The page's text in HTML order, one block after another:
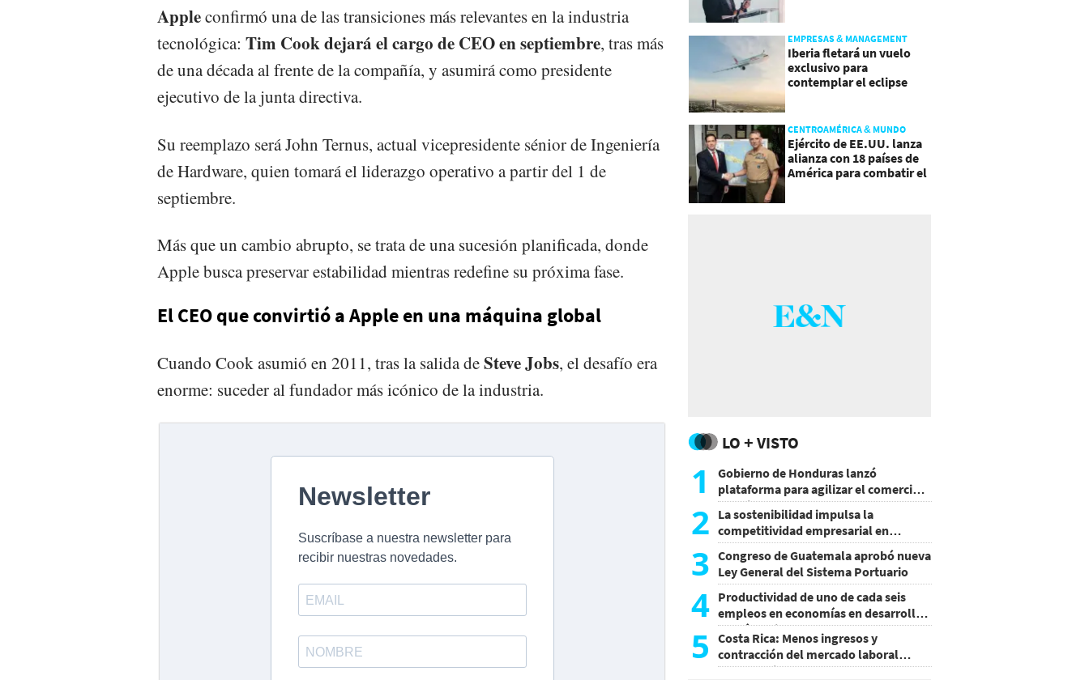
Appleconfirmó una de las transiciones más relevantes en la industria
tecnológica: Tim Cook dejará el cargo de CEO en septiembre, tras más
de una década al frente de la compañía, y asumirá como presidente
ejecutivo de la junta directiva.
Su reemplazo será John Ternus, actual vicepresidente sénior de Ingeniería
de Hardware, quien tomará el liderazgo operativo a partir del 1 de
septiembre.
Más que un cambio abrupto, se trata de una sucesión planificada, donde
Apple busca preservar estabilidad mientras redefine su próxima fase.
El CEO que convirtió a Apple en una máquina global
Cuando Cook asumió en 2011, tras la salida deSteve Jobs, el desafío era
enorme: suceder al fundador más icónico de la industria.
EMPRESAS & MANAGEMENT
Iberia fletará un vuelo
exclusivo para
contemplar el eclipse
CENTROAMÉRICA & MUNDO
Ejército de EE.UU. lanza
alianza con 18 países de
América para combatir el
LO + VISTO
1
Gobierno de Honduras lanzó
plataforma para agilizar el comercio
exterior
2 La sostenibilidad impulsa la
competitividad empresarial en
Guatemala
3 Congreso de Guatemala aprobó nueva
Ley General del Sistema Portuario
4 Productividad de uno de cada seis
empleos en economías en desarrollo
podría mejorar por la IA
5
Costa Rica: Menos ingresos y
contracción del mercado laboral
causan baja del consumo